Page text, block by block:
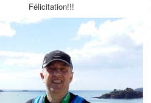
Félicitation!!!